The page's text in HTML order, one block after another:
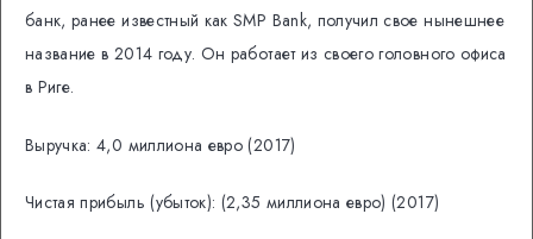
банк, ранее известный как SMP Bank, получил свое нынешнее
название в 2014 году. Он работает из своего головного офиса
в Риге.
Выручка: 4,0 миллиона евро (2017)
Чистая прибыль (убыток): (2,35 миллиона евро) (2017)